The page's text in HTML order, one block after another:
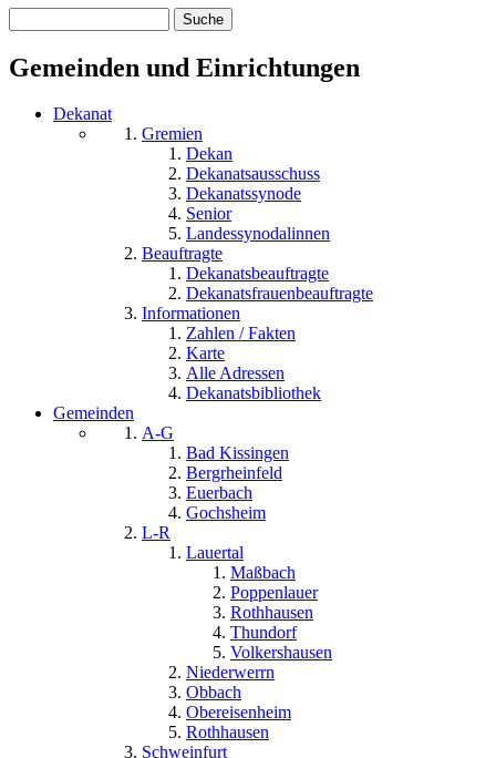
Gemeinden und Einrichtungen
Dekanat
Gremien
Dekan
Dekanatsausschuss
Dekanatssynode
Senior
Landessynodalinnen
Beauftragte
Dekanatsbeauftragte
Dekanatsfrauenbeauftragte
Informationen
Zahlen / Fakten
Karte
Alle Adressen
Dekanatsbibliothek
Gemeinden
A-G
Bad Kissingen
Bergrheinfeld
Euerbach
Gochsheim
L-R
Lauertal
Maßbach
Poppenlauer
Rothhausen
Thundorf
Volkershausen
Niederwerrn
Obbach
Obereisenheim
Rothhausen
Schweinfurt